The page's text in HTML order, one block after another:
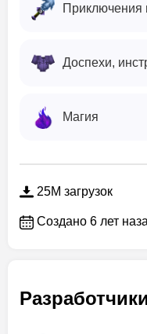
Приключения
Доспехи,
Магия
25M загрузок
Создано 6 лет